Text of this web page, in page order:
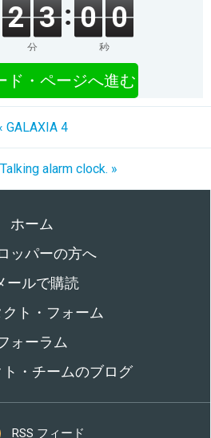
2 3
分
0 0
秒
ド・ページへ進む
GALAXIA 4
alarm clock. »
ホーム
ッパーの方へ
ールで購読
クト・フォーム
ォーラム
・チームのブログ
RSS フィード